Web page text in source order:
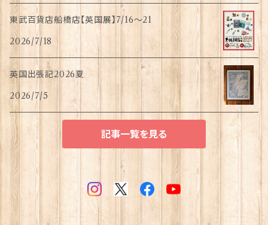
東武百貨店船橋店【英国展】7/16～21
2026/7/18
英国出張記2026夏
2026/7/5
記事一覧を見る